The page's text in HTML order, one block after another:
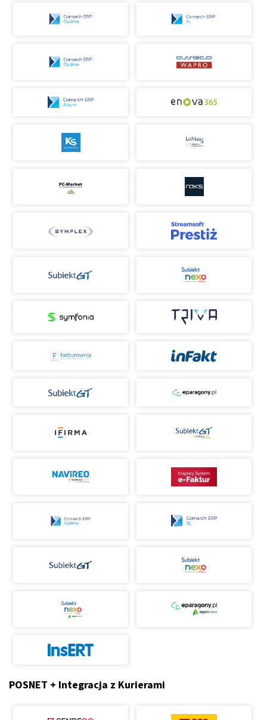
POSNET + Integracja z Kurierami